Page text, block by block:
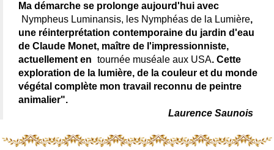
Ma démarche se prolonge aujourd'hui avec
Nympheus Luminansis, les Nymphéas de la Lumière,
une réinterprétation contemporaine du jardin d'eau
de Claude Monet, maître de l'impressionniste,
actuellement en tournée muséale aux USA. Cette
exploration de la lumière, de la couleur et du monde
végétal complète mon travail reconnu de peintre
animalier".
Laurence Saunois